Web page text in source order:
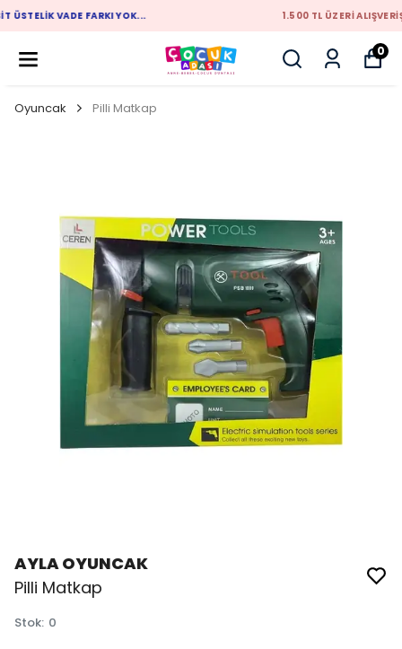
1.500 TL ÜZERİ ALIŞVERİŞLERİNİZDE ÜCRETSİZ KARGO
0
Oyuncak Pilli Matkap
AYLA OYUNCAK
Pilli Matkap
Stok: 0